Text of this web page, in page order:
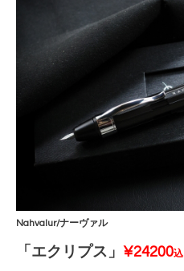
Nahvalur/ナーヴァル
「エクリプス」 ¥24200込